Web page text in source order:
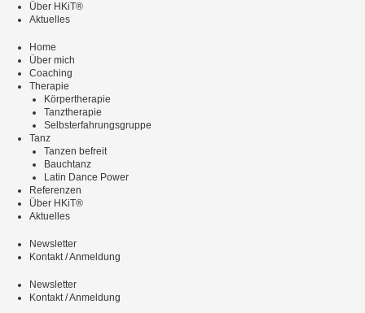
Über HKiT®
Aktuelles
Home
Über mich
Coaching
Therapie
Körpertherapie
Tanztherapie
Selbsterfahrungsgruppe
Tanz
Tanzen befreit
Bauchtanz
Latin Dance Power
Referenzen
Über HKiT®
Aktuelles
Newsletter
Kontakt / Anmeldung
Newsletter
Kontakt / Anmeldung